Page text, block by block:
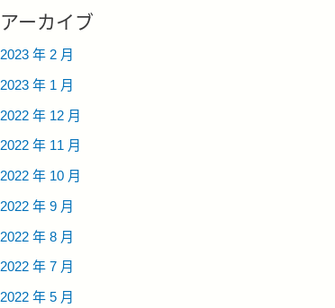
アーカイブ
2023 年 2 月
2023 年 1 月
2022 年 12 月
2022 年 11 月
2022 年 10 月
2022 年 9 月
2022 年 8 月
2022 年 7 月
2022 年 5 月